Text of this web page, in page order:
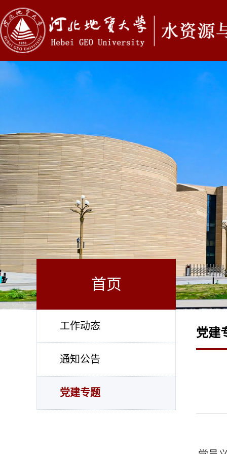
首页
工作动态
通知公告
党建专题
党建